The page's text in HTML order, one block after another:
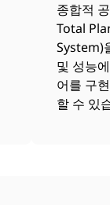
종합적
Total
System)
및 성능
어를 구
할 수 있